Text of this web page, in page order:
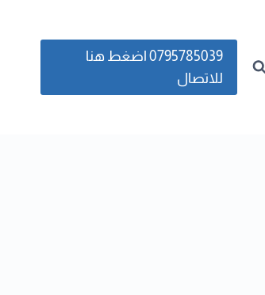
0795785039 اضغط هنا
للاتصال